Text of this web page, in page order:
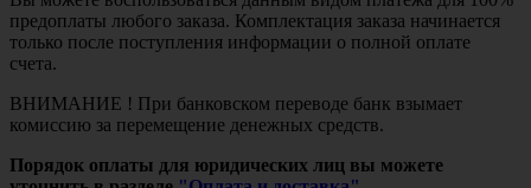
предоплаты любого заказа. Комплектация заказа начинается
только после поступления информации о полной оплате
счета.
ВНИМАНИЕ ! При банковском переводе банк взымает
комиссию за перемещение денежных средств.
Порядок оплаты для юридических лиц вы можете